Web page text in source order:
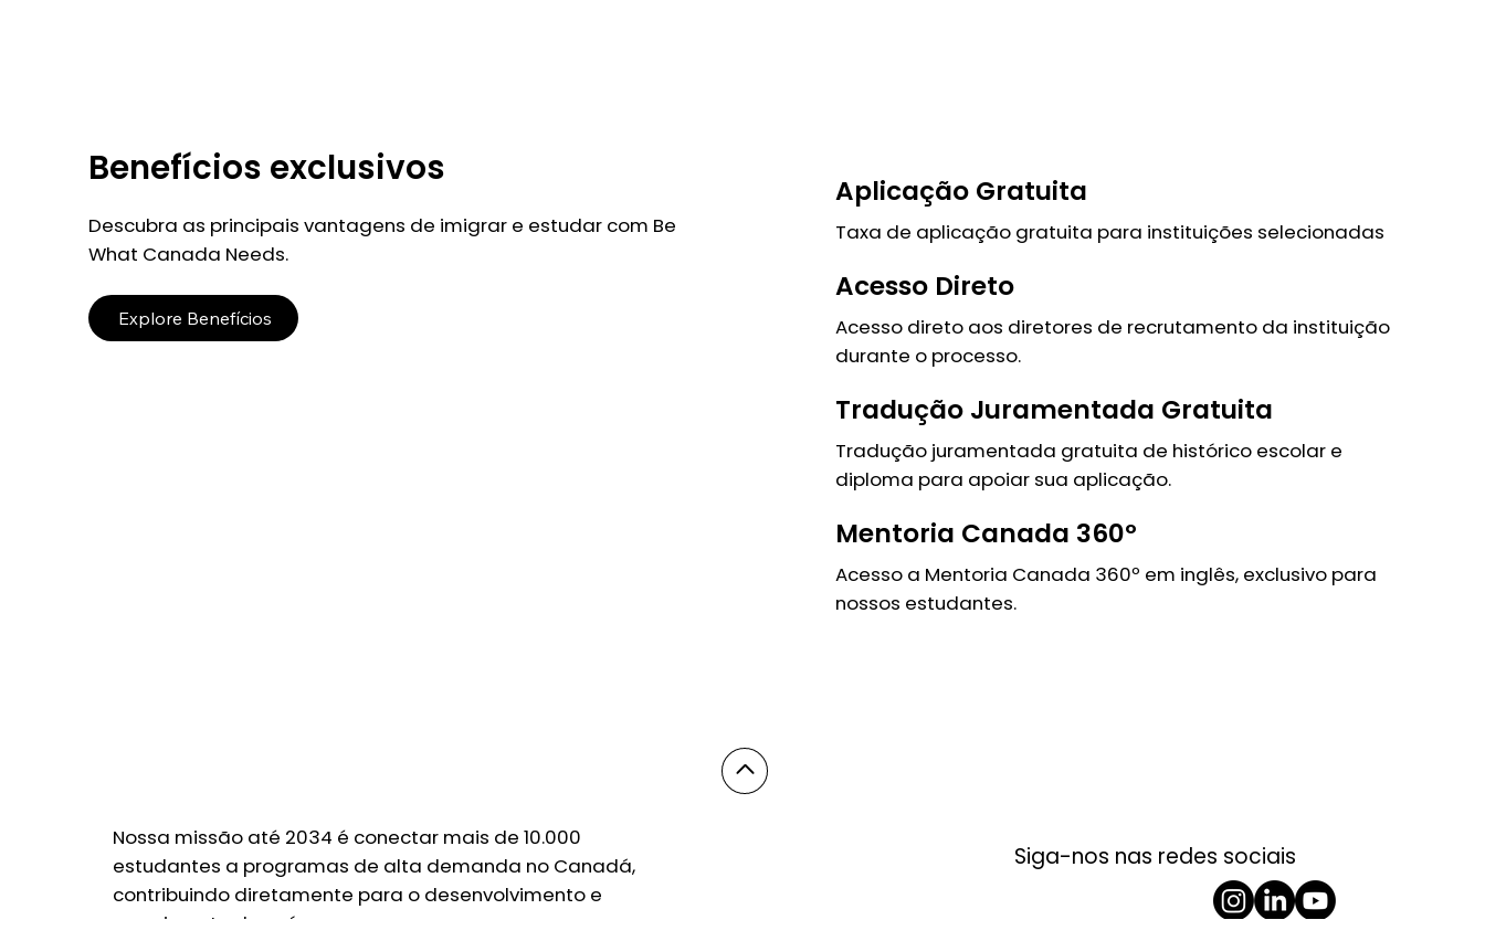
Benefícios exclusivos
Descubra as principais vantagens de imigrar e estudar com Be
What Canada Needs.
Explore Benefícios
Aplicação Gratuita
Taxa de aplicação gratuita para instituições selecionadas
Acesso Direto
Acesso direto aos diretores de recrutamento da instituição
durante o processo.
Tradução Juramentada Gratuita
Tradução juramentada gratuita de histórico escolar e
diploma para apoiar sua aplicação.
Mentoria Canada 360º
Acesso a Mentoria Canada 360º em inglês, exclusivo para
nossos estudantes.
Nossa missão até 2034 é conectar mais de 10.000
estudantes a programas de alta demanda no Canadá,
contribuindo diretamente para o desenvolvimento e
crescimento do país.
Siga-nos nas redes sociais